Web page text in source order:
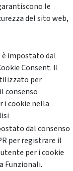
le
del sito web,
è impostato dal
Consent. Il
per
consenso
i cookie nella
dal consenso
per registrare il
per i cookie
Funzionali.